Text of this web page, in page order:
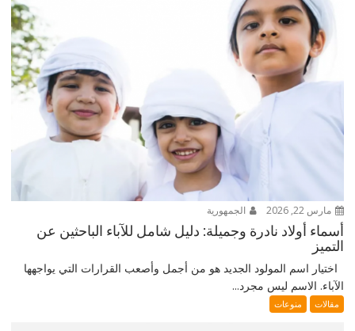
مارس 22, 2026 الجمهورية
أسماء أولاد نادرة وجميلة: دليل شامل للآباء الباحثين عن
التميز
اختيار اسم المولود الجديد هو من أجمل وأصعب القرارات التي يواجهها
الآباء. الاسم ليس مجرد...
مقالات منوعات